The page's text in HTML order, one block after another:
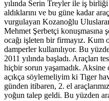
yılında Serin Treyler ile iş
aldıklarını ve bu güne kadar
vurgulayan Kozanoğlu
Mehmet Şerbetçi konuşmasına
ocağı işleten bir firmayız. Kum
damperler kullanılıyor. Bu
2011 yılında başladı. Araçları
hiçbir sorun yaşamadık.
açıkça söylemeliyim ki Tiger
günden itibaren, 2. el
yoğun talep geldi. Bu yüzden